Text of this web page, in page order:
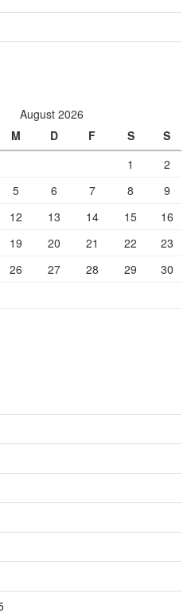
August 2026
M D F S
S
1
2
5 6 7 8
9
12 13 14 15
16
19 20 21 22
23
26 27 28 29
30